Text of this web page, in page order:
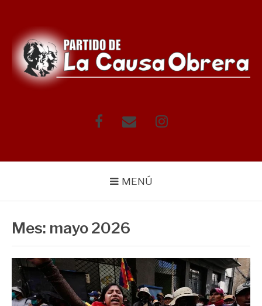
contenido
FacebookCorreo Instagram
MENÚ
Mes: mayo 2026